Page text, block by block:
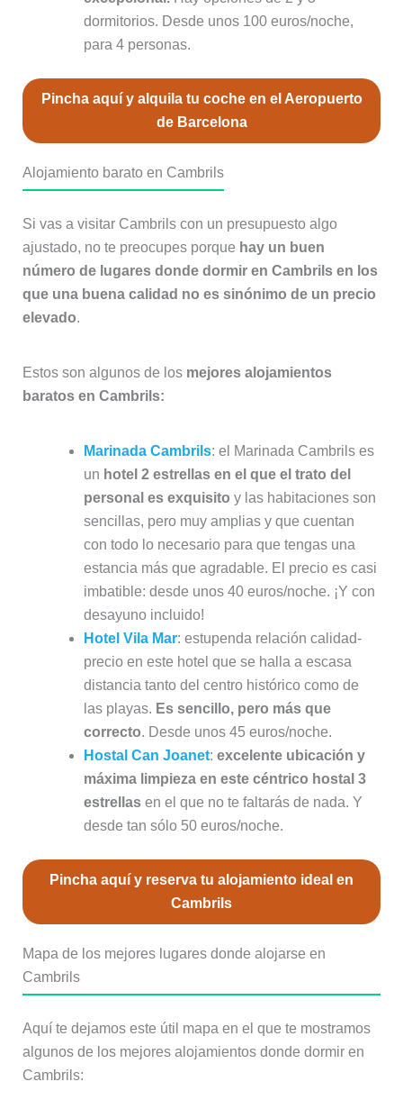
dormitorios. Desde unos 100 euros/noche,
para 4 personas.
Pincha aquí y alquila tu coche en el Aeropuerto
de Barcelona
Alojamiento barato en Cambrils
Si vas a visitar Cambrils con un presupuesto algo
ajustado, no te preocupes porque hay un buen
número de lugares donde dormir en Cambrils en los
que una buena calidad no es sinónimo de un precio
elevado.
Estos son algunos de losmejores alojamientos
baratos en Cambrils:
Marinada Cambrils: el Marinada Cambrils es
un hotel 2 estrellas en el que el trato del
personal es exquisito y las habitaciones son
sencillas, pero muy amplias y que cuentan
con todo lo necesario para que tengas una
estancia más que agradable. El precio es casi
imbatible: desde unos 40 euros/noche. ¡Y con
desayuno incluido!
Hotel Vila Mar: estupenda relación calidad-
precio en este hotel que se halla a escasa
distancia tanto del centro histórico como de
las playas. Es sencillo, pero más que
correcto. Desde unos 45 euros/noche.
Hostal Can Joanet: excelente ubicación y
máxima limpieza en este céntrico hostal 3
estrellasen el que no te faltarás de nada. Y
desde tan sólo 50 euros/noche.
Pincha aquí y reserva tu alojamiento ideal en
Cambrils
Mapa de los mejores lugares donde alojarse en
Cambrils
Aquí te dejamos este útil mapa en el que te mostramos
algunos de los mejores alojamientos donde dormir en
Cambrils: